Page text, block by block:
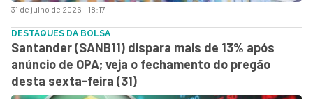
31 de julho de 2026 - 18:17
DESTAQUES DA BOLSA
Santander (SANB11) dispara mais de 13% após
anúncio de OPA; veja o fechamento do pregão
desta sexta-feira (31)